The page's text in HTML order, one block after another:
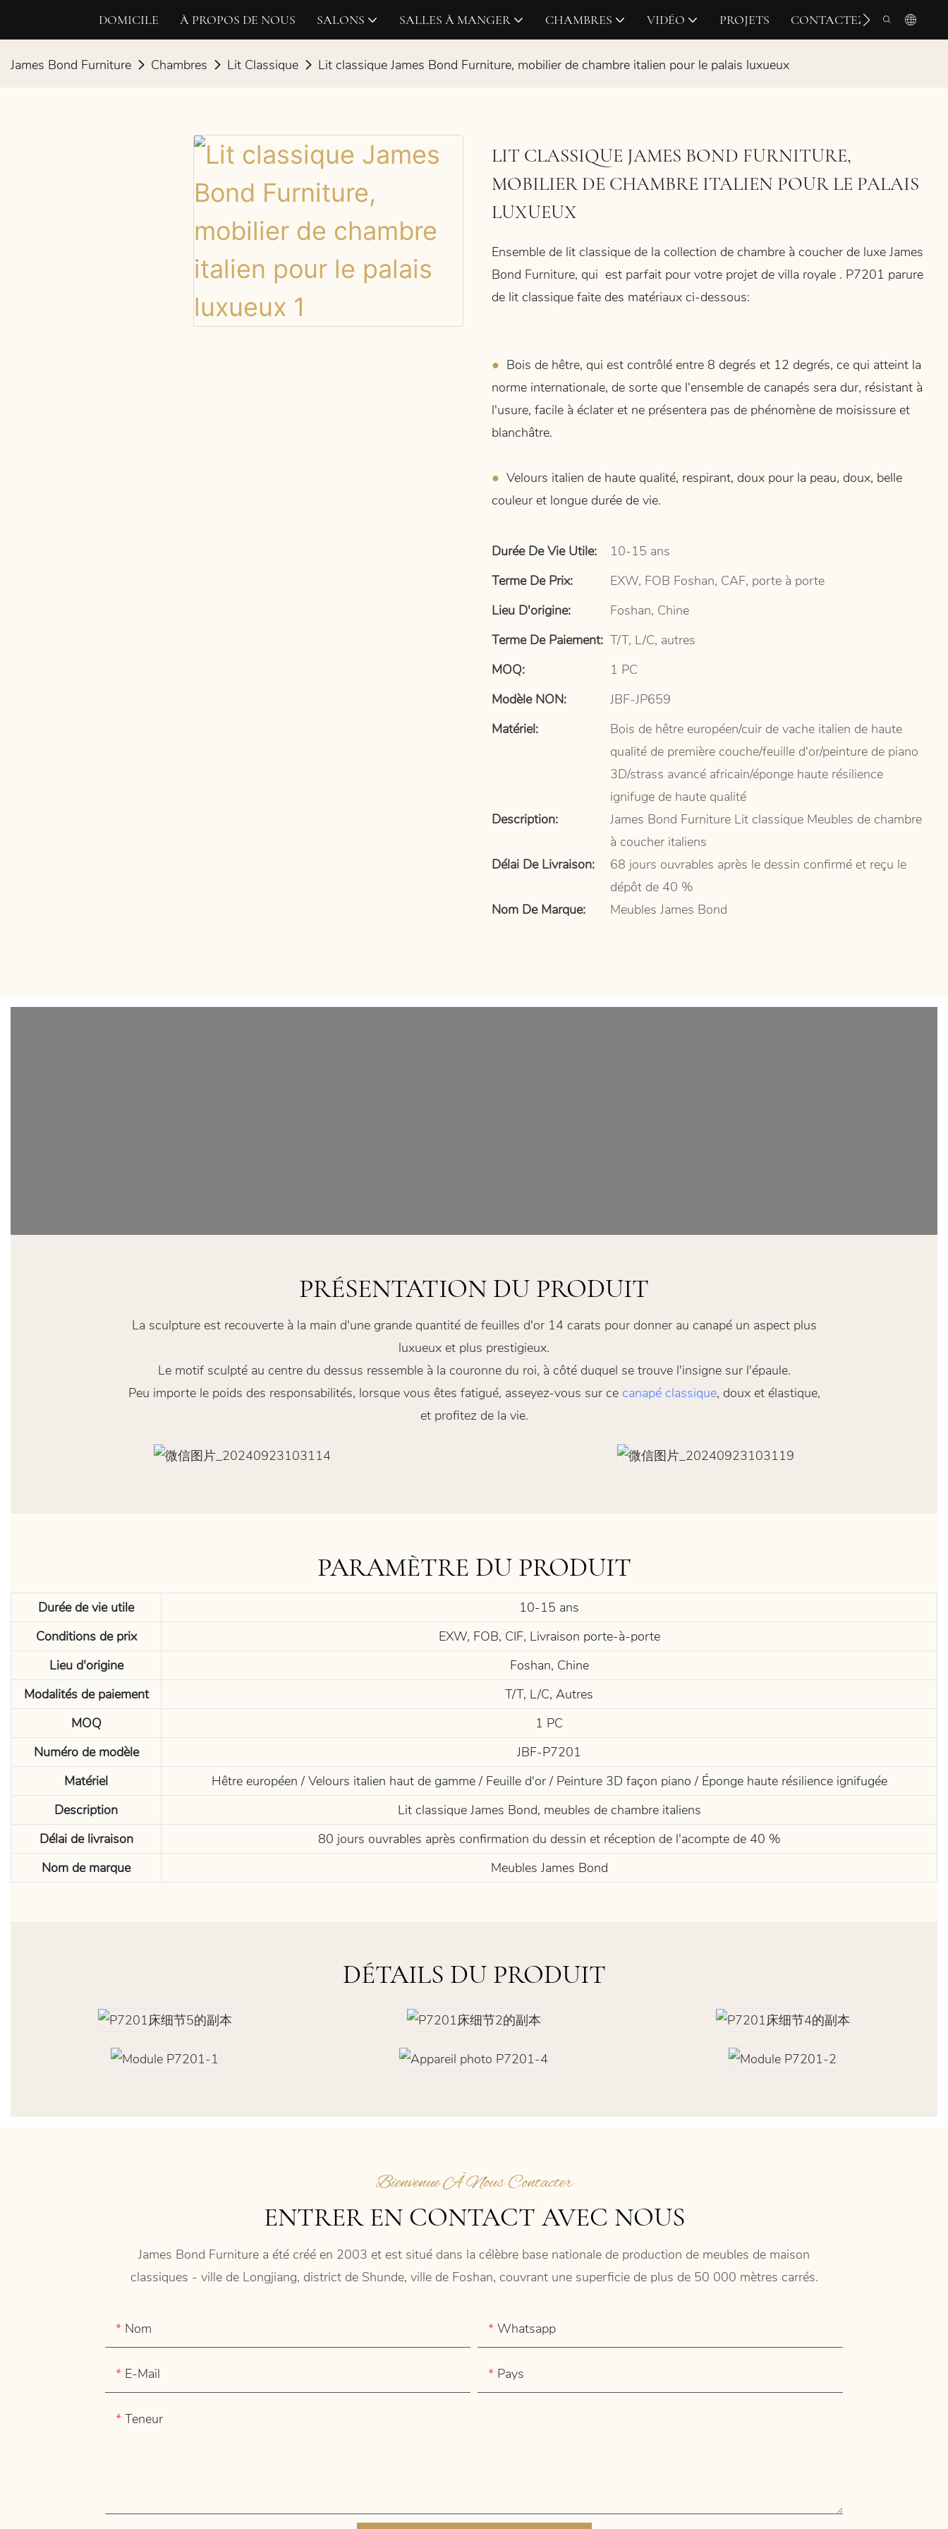
DOMICILE À PROPOS DE NOUS SALONS SALLES À MANGER CHAMBRES VIDÉO PROJETS CONTACTEZ-NOUS
James Bond Furniture Chambres Lit Classique Lit classique James Bond Furniture, mobilier de chambre italien pour le palais luxueux
LIT CLASSIQUE JAMES BOND FURNITURE,
MOBILIER DE CHAMBRE ITALIEN POUR LE PALAIS
LUXUEUX
Ensemble de lit classique de la collection de chambre à coucher de luxe James
Bond Furniture, qui est parfait pour votre projet de villa royale . P7201 parure
de lit classique faite des matériaux ci-dessous:
● Bois de hêtre, qui est contrôlé entre 8 degrés et 12 degrés, ce qui atteint la
norme internationale, de sorte que l'ensemble de canapés sera dur, résistant à
l'usure, facile à éclater et ne présentera pas de phénomène de moisissure et
blanchâtre.
● Velours italien de haute qualité, respirant, doux pour la peau, doux, belle
couleur et longue durée de vie.
Durée De Vie Utile:
10-15 ans
Terme De Prix:
EXW, FOB Foshan, CAF, porte à porte
Lieu D'origine:
Foshan, Chine
Terme De Paiement: T/T, L/C, autres
MOQ:
1 PC
Modèle NON:
JBF-JP659
Matériel:
Bois de hêtre européen/cuir de vache italien de haute
qualité de première couche/feuille d'or/peinture de piano
3D/strass avancé africain/éponge haute résilience
ignifuge de haute qualité
Description:
James Bond Furniture Lit classique Meubles de chambre
à coucher italiens
Délai De Livraison:
68 jours ouvrables après le dessin confirmé et reçu le
dépôt de 40 %
Nom De Marque:
Meubles James Bond
PRÉSENTATION DU PRODUIT
La sculpture est recouverte à la main d'une grande quantité de feuilles d'or 14 carats pour donner au canapé un aspect plus
luxueux et plus prestigieux.
Le motif sculpté au centre du dessus ressemble à la couronne du roi, à côté duquel se trouve l'insigne sur l'épaule.
Peu importe le poids des responsabilités, lorsque vous êtes fatigué, asseyez-vous sur ce canapé classique, doux et élastique,
et profitez de la vie.
PARAMÈTRE DU PRODUIT
Durée de vie utile
10-15 ans
Conditions de prix
EXW, FOB, CIF, Livraison porte-à-porte
Lieu d'origine
Foshan, Chine
Modalités de paiement
T/T, L/C, Autres
MOQ
1 PC
Numéro de modèle
JBF-P7201
Matériel
Hêtre européen / Velours italien haut de gamme / Feuille d'or / Peinture 3D façon piano / Éponge haute résilience ignifugée
Description
Lit classique James Bond, meubles de chambre italiens
Délai de livraison
80 jours ouvrables après confirmation du dessin et réception de l'acompte de 40 %
Nom de marque
Meubles James Bond
DÉTAILS DU PRODUIT
Bienvenue À Nous Contacter
ENTRER EN CONTACT AVEC NOUS
James Bond Furniture a été créé en 2003 et est situé dans la célèbre base nationale de production de meubles de maison
classiques - ville de Longjiang, district de Shunde, ville de Foshan, couvrant une superficie de plus de 50 000 mètres carrés.
Nom Whatsapp
E-Mail Pays
Teneur